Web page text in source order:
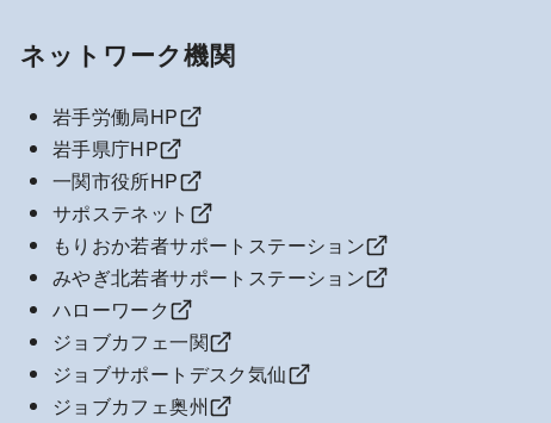
ネットワーク機関
岩手労働局HP
岩手県庁HP
一関市役所HP
サポステネット
もりおか若者サポートステーション
みやぎ北若者サポートステーション
ハローワーク
ジョブカフェ一関
ジョブサポートデスク気仙
ジョブカフェ奥州